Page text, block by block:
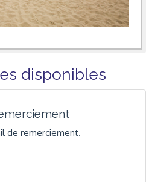
disponibles
de remerciement.